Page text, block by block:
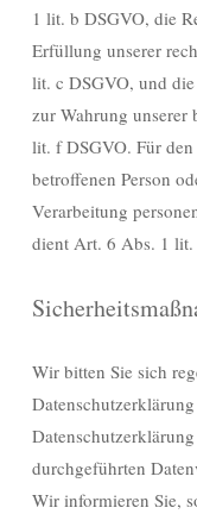
1 lit. b DSGVO, die
Erfüllung unserer
lit. c DSGVO, und
zur Wahrung unserer
lit. f DSGVO. Für den
betroffenen Person
Verarbeitung
dient Art. 6 Abs. 1 lit.
Wir bitten Sie sich
durchgeführten
Wir informieren Sie,